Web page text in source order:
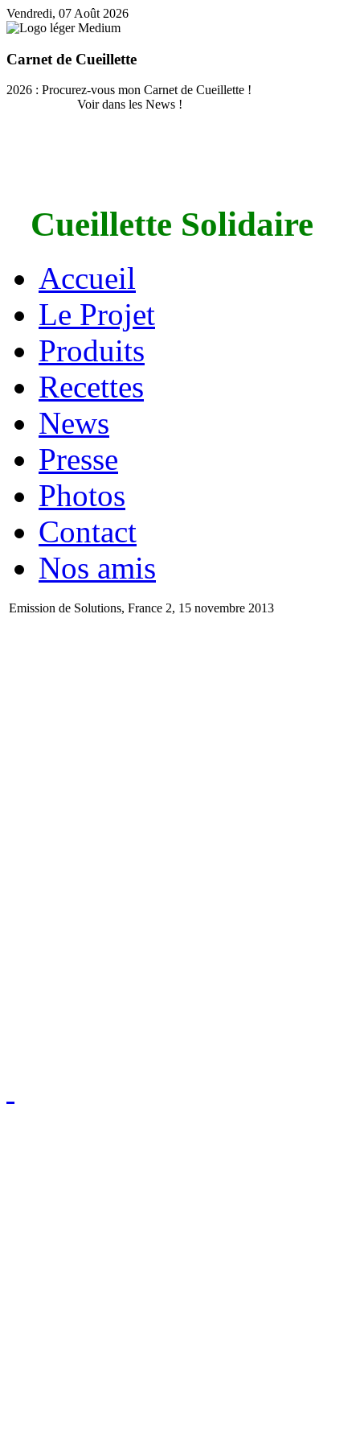
Vendredi, 07 Août 2026
Carnet de Cueillette
2026 : Procurez-vous mon Carnet de Cueillette !
Voir dans les News !
Cueillette Solidaire
Accueil
Le Projet
Produits
Recettes
News
Presse
Photos
Contact
Nos amis
Emission de Solutions, France 2, 15 novembre 2013